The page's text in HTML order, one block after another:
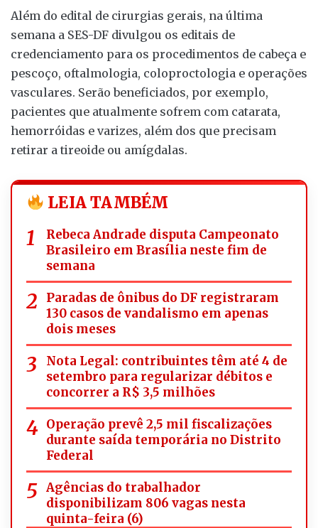
Além do edital de cirurgias gerais, na última
semana a SES-DF divulgou os editais de
credenciamento para os procedimentos de cabeça e
pescoço, oftalmologia, coloproctologia e operações
vasculares. Serão beneficiados, por exemplo,
pacientes que atualmente sofrem com catarata,
hemorróidas e varizes, além dos que precisam
retirar a tireoide ou amígdalas.
LEIA TAMBÉM
Rebeca Andrade disputa Campeonato
Brasileiro em Brasília neste fim de
semana
Paradas de ônibus do DF registraram
130 casos de vandalismo em apenas
dois meses
Nota Legal: contribuintes têm até 4 de
setembro para regularizar débitos e
concorrer a R$ 3,5 milhões
Operação prevê 2,5 mil fiscalizações
durante saída temporária no Distrito
Federal
Agências do trabalhador
disponibilizam 806 vagas nesta
quinta-feira (6)